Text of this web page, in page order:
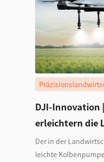
DJI-Innovation
erleichtern die
Der in der
leichte